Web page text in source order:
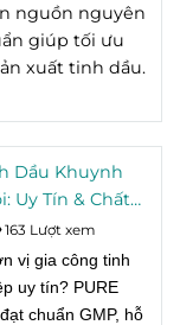
nguồn nguyên
giúp tối ưu
xuất tinh dầu.
Dầu Khuynh
Uy Tín & Chất
Global
163 Lượt xem
vị gia công tinh
uy tín? PURE
chuẩn GMP, hỗ